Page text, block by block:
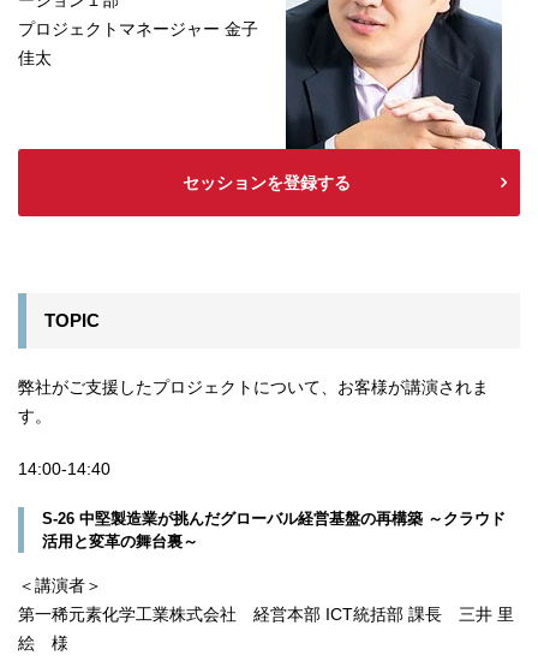
プロジェクトマネージャー 金子
佳太
セッションを登録する
TOPIC
弊社がご支援したプロジェクトについて、お客様が講演されま
す。
14:00-14:40
S-26 中堅製造業が挑んだグローバル経営基盤の再構築 ～クラウド
活用と変革の舞台裏～
＜講演者＞
第一稀元素化学工業株式会社 経営本部 ICT統括部 課長 三井 里
絵 様